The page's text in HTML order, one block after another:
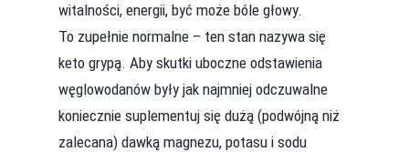
witalności, energii, być może bóle głowy.
To zupełnie normalne – ten stan nazywa się
keto grypą. Aby skutki uboczne odstawienia
węglowodanów były jak najmniej odczuwalne
koniecznie suplementuj się dużą (podwójną niż
zalecana) dawką magnezu, potasu i sodu